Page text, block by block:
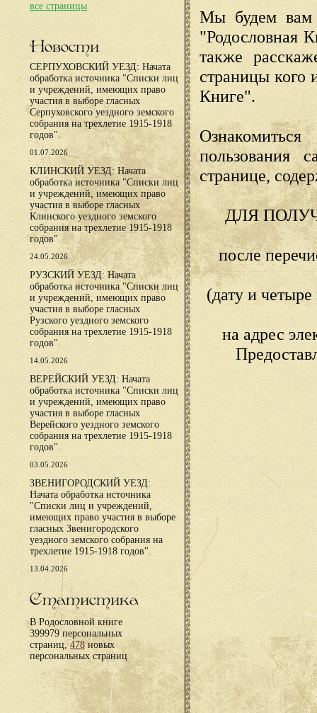
все страницы
Новости
СЕРПУХОВСКИЙ УЕЗД: Начата
обработка источника "Списки лиц
и учреждений, имеющих право
участия в выборе гласных
Серпуховского уездного земского
собрания на трехлетие 1915-1918
годов".
01.07.2026
КЛИНСКИЙ УЕЗД: Начата
обработка источника "Списки лиц
и учреждений, имеющих право
участия в выборе гласных
Клинского уездного земского
собрания на трехлетие 1915-1918
годов".
24.05.2026
РУЗСКИЙ УЕЗД: Начата
обработка источника "Списки лиц
и учреждений, имеющих право
участия в выборе гласных
Рузского уездного земского
собрания на трехлетие 1915-1918
годов".
14.05.2026
ВЕРЕЙСКИЙ УЕЗД: Начата
обработка источника "Списки лиц
и учреждений, имеющих право
участия в выборе гласных
Верейского уездного земского
собрания на трехлетие 1915-1918
годов".
03.05.2026
ЗВЕНИГОРОДСКИЙ УЕЗД:
Начата обработка источника
"Списки лиц и учреждений,
имеющих право участия в выборе
гласных Звенигородского
уездного земского собрания на
трехлетие 1915-1918 годов".
13.04.2026
Статистика
В Родословной книге
399979 персональных
страниц,478новых
персональных страниц
Мы будем вам
"Родословная
также
страницы кого
Книге".
пользования
странице,
ДЛЯ
после
(дату и
на адрес